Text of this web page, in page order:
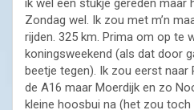
ik wel een stukje gereden maar
Zondag wel. Ik zou met m’n
rijden. 325 km. Prima om op te
koningsweekend (als dat door
beetje tegen). Ik zou eerst naar
de A16 maar Moerdijk en zo
kleine hoosbui na (het zou